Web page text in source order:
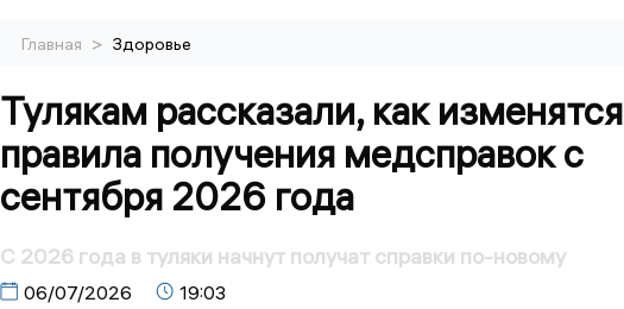
Главная > Здоровье
Тулякам рассказали, как изменятся
правила получения медсправок с
сентября 2026 года
С 2026 года в туляки начнут получат справки по-новому
06/07/2026 19:03